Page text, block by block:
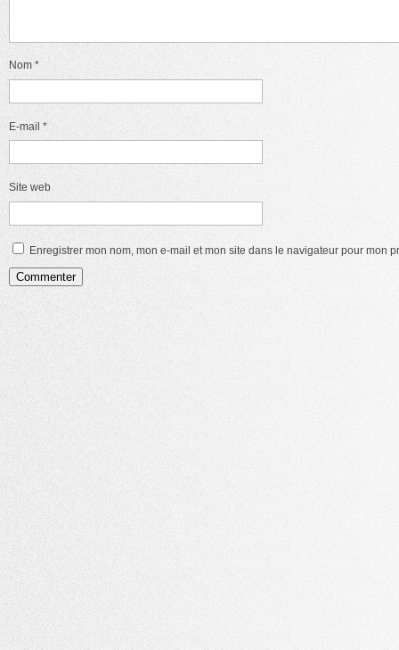
Nom *
E-mail *
Site web
Enregistrer mon nom, mon e-mail et mon site dans le navigateur pour mon